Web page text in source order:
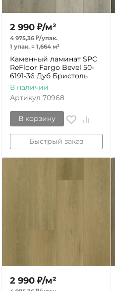
2 990 ₽/м²
4 975,36 ₽/упак.
1 упак. = 1,664 м²
Каменный ламинат SPC
ReFloor Fargo Bevel 50-
6191-36 Дуб Бристоль
В наличии
Артикул 70968
В корзину
Быстрый заказ
2 990 ₽/м²